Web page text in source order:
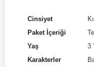
Cinsiyet
Paket İçeriği
Yaş
3
Karakterler